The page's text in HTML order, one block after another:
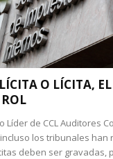
O LÍCITA, EL
Líder de CCL Auditores
los tribunales han
deben ser gravadas,